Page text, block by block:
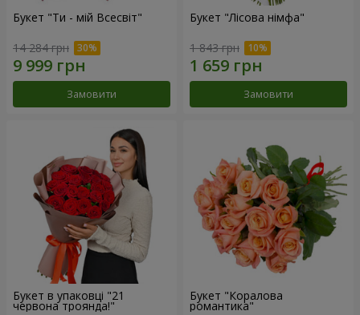
Букет "Ти - мій Всесвіт"
14 284 грн
Замовити
Букет "Лісова німфа"
1 843 грн
Замовити
Букет в упаковці "21
червона троянда!"
Букет "Коралова
романтика"